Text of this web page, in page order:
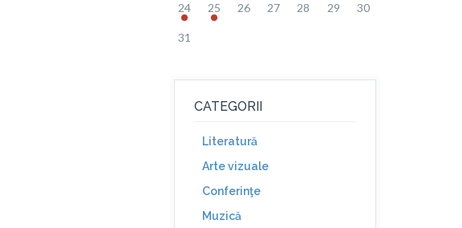
24 25 26 27 28 29 30
31
CATEGORII
Literatură
Arte vizuale
Conferinţe
Muzică